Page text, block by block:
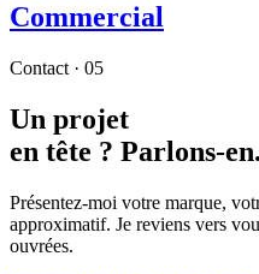
Commercial
Contact · 05
Un projet
en tête ? Parlons-en.
Présentez-moi votre marque,
approximatif. Je reviens vers
ouvrées.